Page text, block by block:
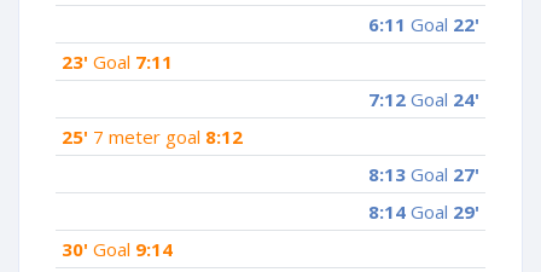
6:11 Goal 22'
23' Goal 7:11
7:12 Goal 24'
25' 7 meter goal 8:12
8:13 Goal 27'
8:14 Goal 29'
30' Goal 9:14